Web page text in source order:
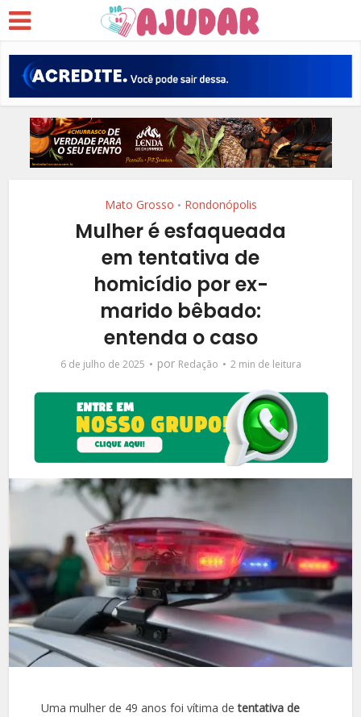
Mato Grosso • Rondonópolis
Mulher é esfaqueada
em tentativa de
homicídio por ex-
marido bêbado:
entenda o caso
6 de julho de 2025 por Redação 2 min de leitura
Uma mulher de 49 anos foi vítima detentativa de